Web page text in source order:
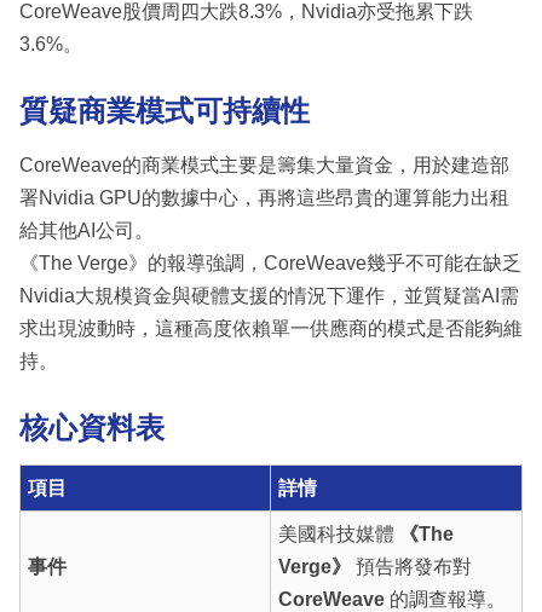
CoreWeave股價周四大跌8.3%，Nvidia亦受拖累下跌
3.6%。
質疑商業模式可持續性
CoreWeave的商業模式主要是籌集大量資金，用於建造部
署Nvidia GPU的數據中心，再將這些昂貴的運算能力出租
給其他AI公司。
《The Verge》的報導強調，CoreWeave幾乎不可能在缺乏
Nvidia大規模資金與硬體支援的情況下運作，並質疑當AI需
求出現波動時，這種高度依賴單一供應商的模式是否能夠維
持。
核心資料表
項目 詳情
事件
美國科技媒體
《The
Verge》
預告將發布對
CoreWeave的調查報導。